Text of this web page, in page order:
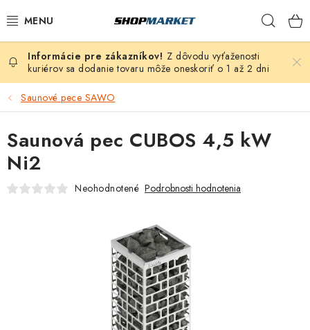
na
VÍRIVÉ VANE
SAUNY
BAZÉNY
NAFUKOVACIE VÍRIVKY
DEZINFEKCIA A ČISTENIE
PROTIZÁPLAVOVÉ A HASIACE ZARIADENIA
Z dôvodu vyťaženosti
kuriérov sa dodanie tovaru môže oneskoriť o 1 až 2 dni
Saunové pece SAWO
Saunová pec CUBOS 4,5 kW
Ni2
Neohodnotené Podrobnosti hodnotenia